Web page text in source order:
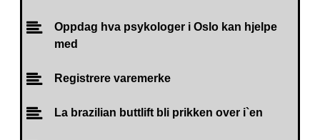
Oppdag hva psykologer i Oslo kan hjelpe
med
Registrere varemerke
La brazilian buttlift bli prikken over i`en